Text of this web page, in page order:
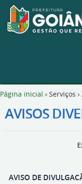
Página inicial › Serviços ›
AVISOS
AVISO DE